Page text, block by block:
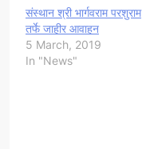
संस्थान श्री भार्गवराम परशुराम
तर्फे जाहीर आवाहन
5 March, 2019
In "News"